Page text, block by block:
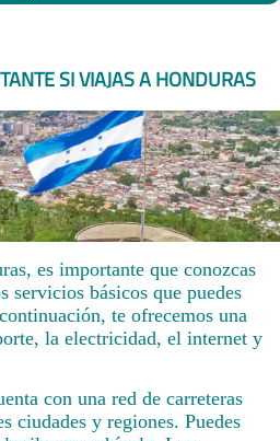
SI VIAJAS A HONDURAS
es importante que conozcas
servicios básicos que puedes
te ofrecemos una
la electricidad, el internet y
con una red de carreteras
ciudades y regiones. Puedes